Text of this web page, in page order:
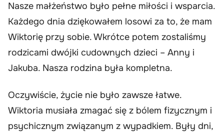
Nasze małżeństwo było pełne miłości i wsparcia.
Każdego dnia dziękowałem losowi za to, że mam
Wiktorię przy sobie. Wkrótce potem zostaliśmy
rodzicami dwójki cudownych dzieci – Anny i
Jakuba. Nasza rodzina była kompletna.
Oczywiście, życie nie było zawsze łatwe.
Wiktoria musiała zmagać się z bólem fizycznym i
psychicznym związanym z wypadkiem. Były dni,